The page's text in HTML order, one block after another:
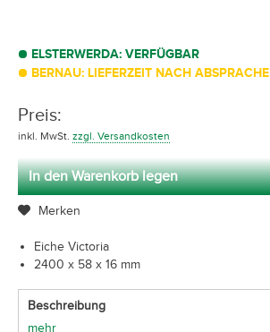
ELSTERWERDA: VERFÜGBAR
BERNAU: LIEFERZEIT NACH ABSPRACHE
Preis:
inkl. MwSt. zzgl. Versandkosten
In den Warenkorb legen
Merken
Eiche Victoria
2400 x 58 x 16 mm
Beschreibung
mehr